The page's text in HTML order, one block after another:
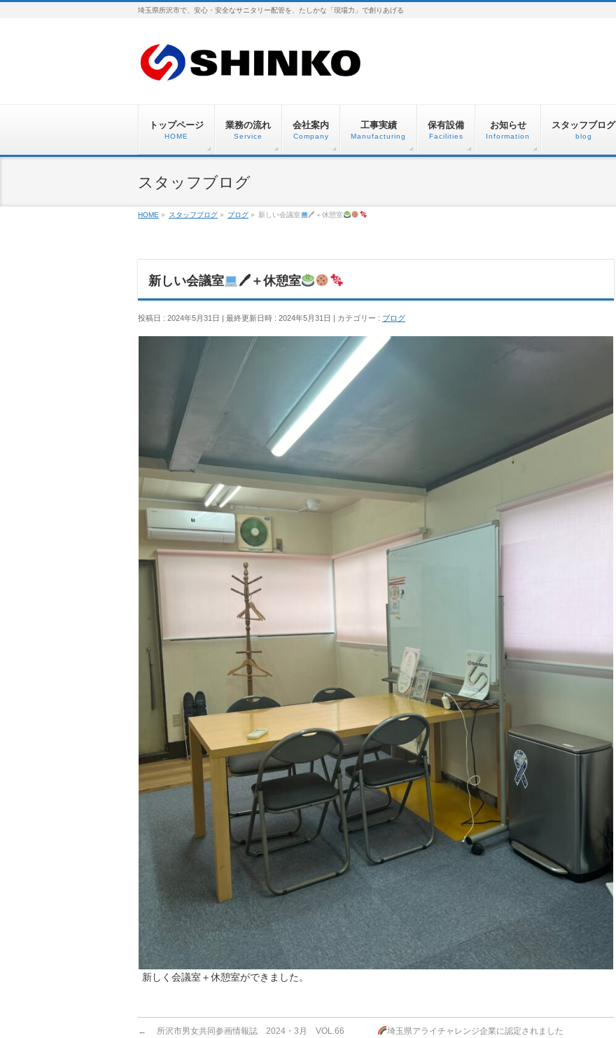
埼玉県所沢市で、安心・安全なサニタリー配管を、たしかな「現場力」で創りあげる
トップページ
HOME
業務の流れ
Service
会社案内
Company
工事実績
Manufacturing
保有設備
Facilities
お知らせ
Information
スタッフブログ
blog
スタッフブログ
HOME » スタッフブログ » ブログ » 新しい会議室 🖊＋休憩室
新しい会議室 🖊＋休憩室
投稿日 : 2024年5月31日 最終更新日時 : 2024年5月31日 カテゴリー : ブログ
新しく会議室＋休憩室ができました。
← 所沢市男女共同参画情報誌 2024・3月 VOL.66
埼玉県アライチャレンジ企業に認定されました